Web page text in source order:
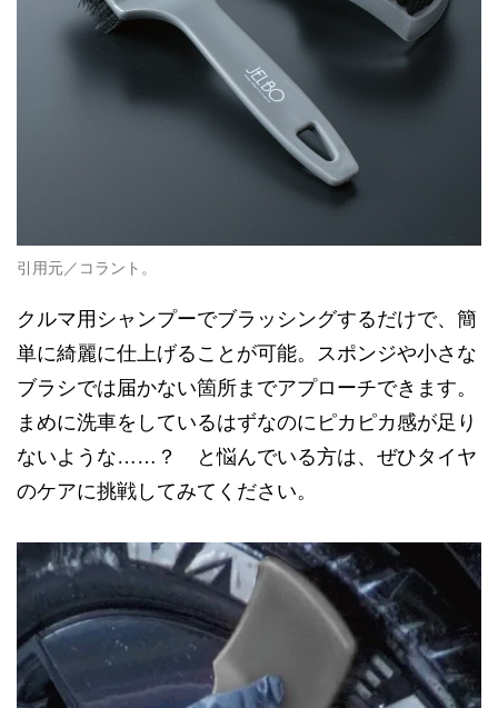
引用元／コラント。
クルマ用シャンプーでブラッシングするだけで、簡
単に綺麗に仕上げることが可能。スポンジや小さな
ブラシでは届かない箇所までアプローチできます。
まめに洗車をしているはずなのにピカピカ感が足り
ないような……？ と悩んでいる方は、ぜひタイヤ
のケアに挑戦してみてください。